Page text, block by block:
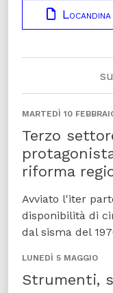
MARTEDÌ 10
Terzo
riforma
Avviato l'iter
disponibilità di
dal sisma del
LUNEDÌ 5 MAGGIO
Strumenti,